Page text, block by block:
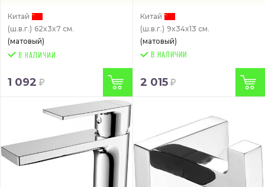
Китай
(ш.в.г.) 62x3x7 см.
(матовый)
1 092
Китай
(ш.в.г.) 9x34x13 см.
(матовый)
В НАЛИЧИИ
2 015